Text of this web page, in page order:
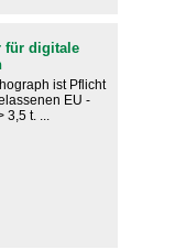
für digitale
ist Pflicht
EU -
3,5 t. ...